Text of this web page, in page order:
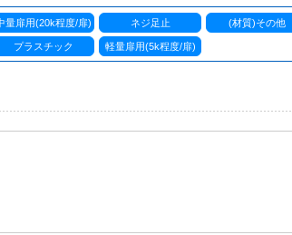
量扉用(20k程度/扉) ネジ足止 (材質)その他
プラスチック 軽量扉用(5k程度/扉)